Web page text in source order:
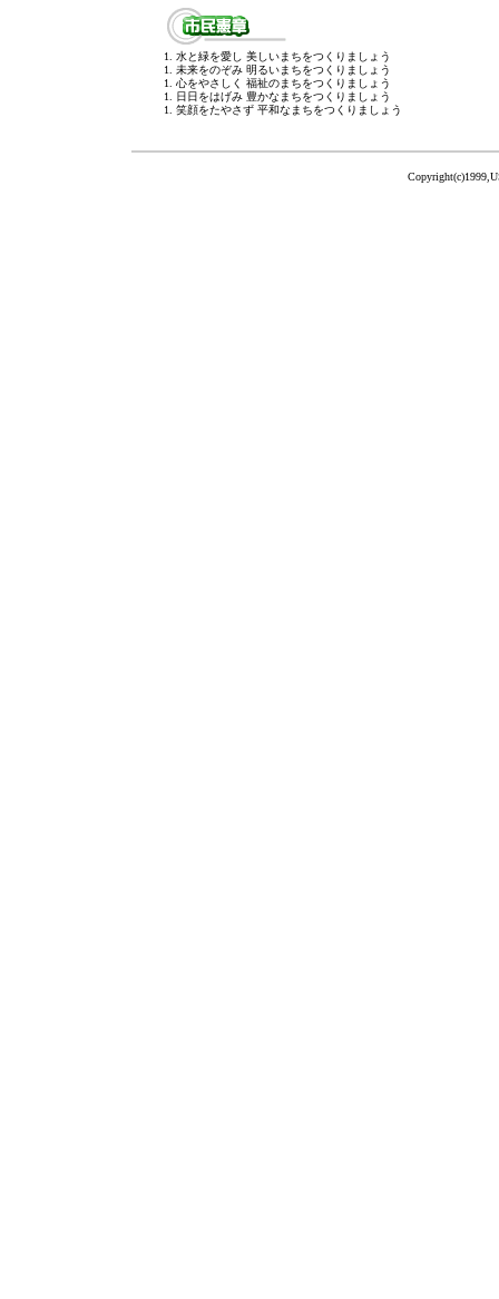
1. 水と緑を愛し 美しいまちをつくりましょう
1. 未来をのぞみ 明るいまちをつくりましょう
1. 心をやさしく 福祉のまちをつくりましょう
1. 日日をはげみ 豊かなまちをつくりましょう
1. 笑顔をたやさず 平和なまちをつくりましょう